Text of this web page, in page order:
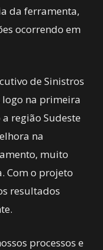
da ferramenta,
ocorrendo em
de Sinistros
logo na primeira
região Sudeste
na
muito
Com o projeto
resultados
processos e